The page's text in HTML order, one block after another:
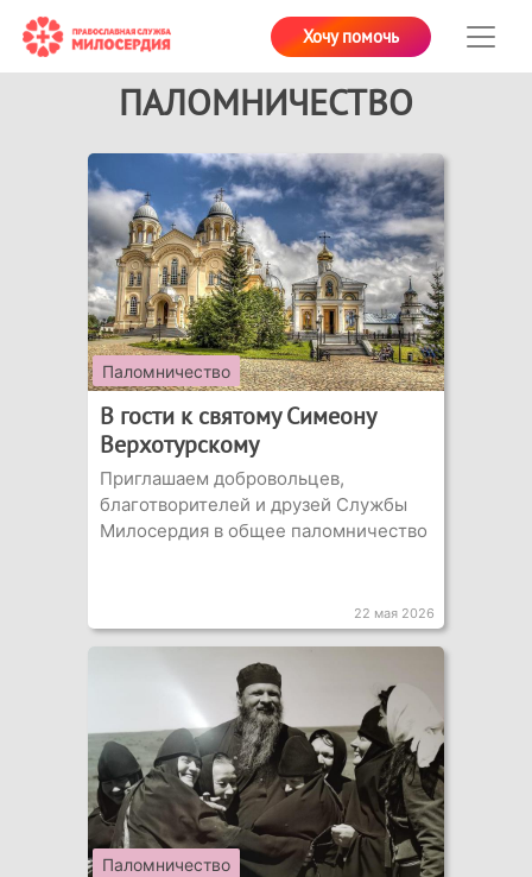
Хочу помочь
ПАЛОМНИЧЕСТВО
Паломничество
В гости к святому Симеону
Верхотурскому
Приглашаем добровольцев,
благотворителей и друзей Службы
Милосердия в общее паломничество
22 мая 2026
Паломничество